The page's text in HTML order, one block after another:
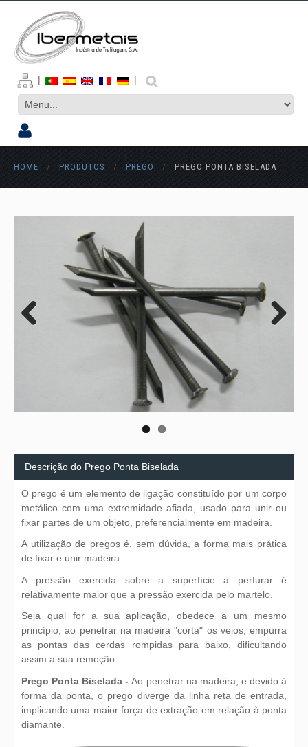
| |
HOME / PRODUTOS / PREGO / PREGO PONTA BISELADA
Descrição do Prego Ponta Biselada
O prego é um elemento de ligação constituído por um corpo
metálico com uma extremidade afiada, usado para unir ou
fixar partes de um objeto, preferencialmente em madeira.
A utilização de pregos é, sem dúvida, a forma mais prática
de fixar e unir madeira.
A pressão exercida sobre a superfície a perfurar é
relativamente maior que a pressão exercida pelo martelo.
Seja qual for a sua aplicação, obedece a um mesmo
princípio, ao penetrar na madeira "corta" os veios, empurra
as pontas das cerdas rompidas para baixo, dificultando
assim a sua remoção.
Prego Ponta Biselada -Ao penetrar na madeira, e devido à
forma da ponta, o prego diverge da linha reta de entrada,
implicando uma maior força de extração em relação à ponta
diamante.